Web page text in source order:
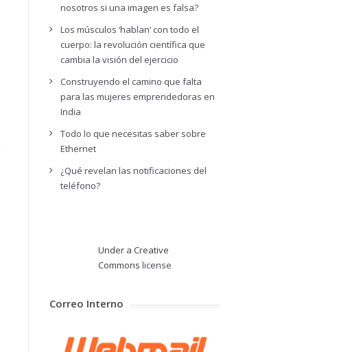
nosotros si una imagen es falsa?
Los músculos ‘hablan’ con todo el
cuerpo: la revolución científica que
cambia la visión del ejercicio
Construyendo el camino que falta
para las mujeres emprendedoras en
India
Todo lo que necesitas saber sobre
Ethernet
¿Qué revelan las notificaciones del
teléfono?
Under a Creative
Commons license
Correo Interno